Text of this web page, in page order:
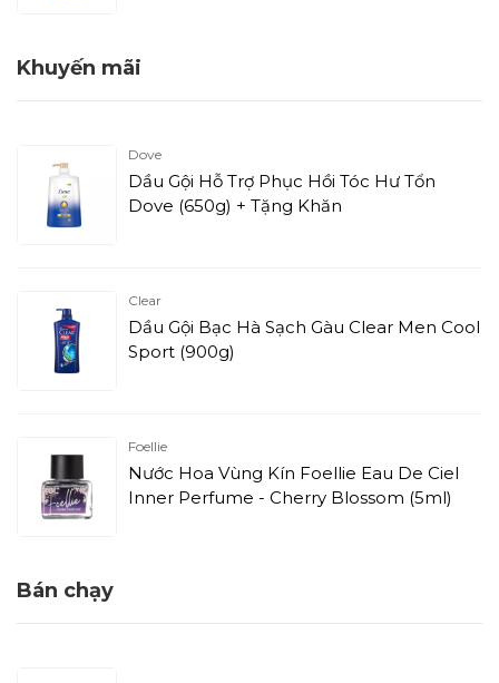
Khuyến mãi
Dove
Dầu Gội Hỗ Trợ Phục Hồi Tóc Hư Tổn
Dove (650g) + Tặng Khăn
Clear
Dầu Gội Bạc Hà Sạch Gàu Clear Men Cool
Sport (900g)
Foellie
Nước Hoa Vùng Kín Foellie Eau De Ciel
Inner Perfume - Cherry Blossom (5ml)
Bán chạy